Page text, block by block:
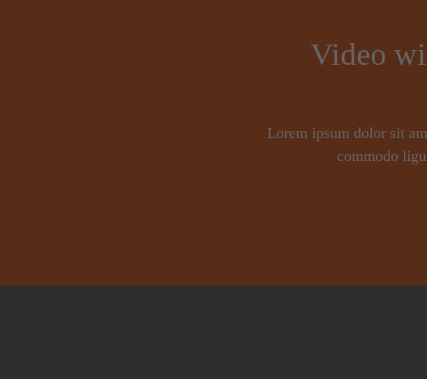
Video
Lorem ipsum dolor sit
commodo